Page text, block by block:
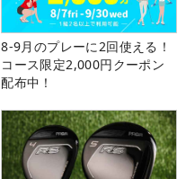
8-9月のプレーに2回使える！
コース限定2,000円クーポン
配布中！